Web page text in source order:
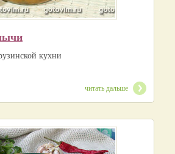
кухни
читать дальше